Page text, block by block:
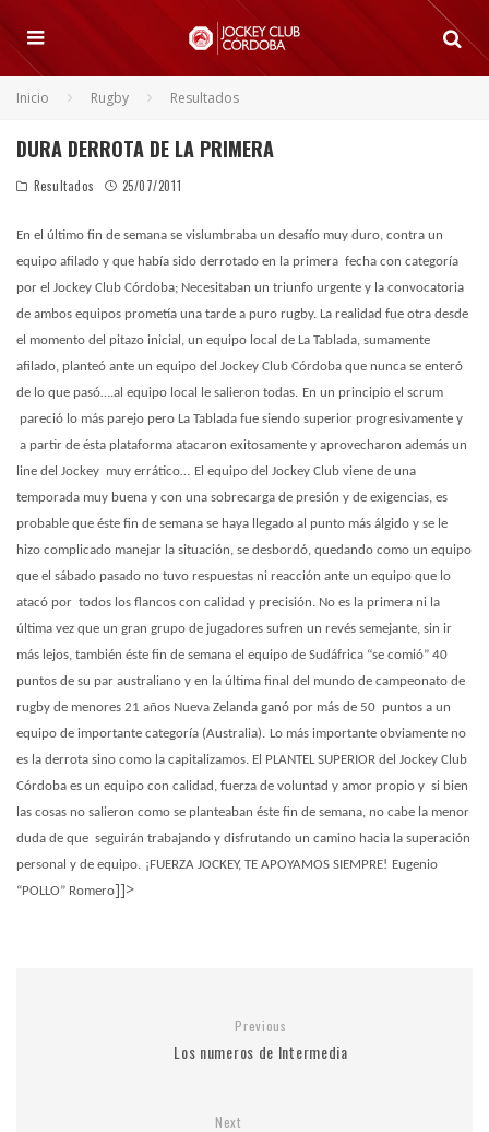
Inicio Rugby Resultados
DURA DERROTA DE LA PRIMERA
Resultados 25/07/2011
En el último fin de semana se vislumbraba un desafío muy duro, contra un
equipo afilado y que había sido derrotado en la primera fecha con categoría
por el Jockey Club Córdoba; Necesitaban un triunfo urgente y la convocatoria
de ambos equipos prometía una tarde a puro rugby. La realidad fue otra desde
el momento del pitazo inicial, un equipo local de La Tablada, sumamente
afilado, planteó ante un equipo del Jockey Club Córdoba que nunca se enteró
de lo que pasó….al equipo local le salieron todas. En un principio el scrum
pareció lo más parejo pero La Tablada fue siendo superior progresivamente y
a partir de ésta plataforma atacaron exitosamente y aprovecharon además un
line del Jockey muy errático… El equipo del Jockey Club viene de una
temporada muy buena y con una sobrecarga de presión y de exigencias, es
probable que éste fin de semana se haya llegado al punto más álgido y se le
hizo complicado manejar la situación, se desbordó, quedando como un equipo
que el sábado pasado no tuvo respuestas ni reacción ante un equipo que lo
atacó por todos los flancos con calidad y precisión. No es la primera ni la
última vez que un gran grupo de jugadores sufren un revés semejante, sin ir
más lejos, también éste fin de semana el equipo de Sudáfrica “se comió” 40
puntos de su par australiano y en la última final del mundo de campeonato de
rugby de menores 21 años Nueva Zelanda ganó por más de 50 puntos a un
equipo de importante categoría (Australia). Lo más importante obviamente no
es la derrota sino como la capitalizamos. El PLANTEL SUPERIOR del Jockey Club
Córdoba es un equipo con calidad, fuerza de voluntad y amor propio y si bien
las cosas no salieron como se planteaban éste fin de semana, no cabe la menor
duda de que seguirán trabajando y disfrutando un camino hacia la superación
personal y de equipo. ¡FUERZA JOCKEY, TE APOYAMOS SIEMPRE! Eugenio
“POLLO” Romero]]>
Previous
Los numeros de Intermedia
Next